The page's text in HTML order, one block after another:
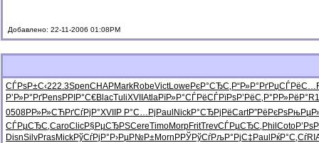
Добавлено: 22-11-2006 01:08PM
СЃРѕР±С‹222.3SpenCHAPMarkRobeVictLowe РєР°СЂС‚ Р“Р»Р°РґРџСЃРёС…
Р’Р»Р°РґPensРРІР°С€BlacTuliXVII AtlaРїР»Р°СЃРёСЃРїРѕР’РёС‚Р° Р­Р»РёР°
0508РР»Р»СЋРґСѓРјР°XVII Р Р°С…Рј Paul NickР°СЂРјРёCartР”РёРєРѕ
СЃРµСЂС‚CaroClicР§РµСЂРЅCereTimoMorpFritTrevСЃРµСЂС‚ Phil Coto
DisnSilvPrasMickРўСѓРјР° Р›РµР№Р±Morn РРЎРўСѓРљР°РјС‡ Paul РќР°С‚Сѓ